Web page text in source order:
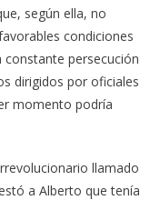
según ella, no
condiciones
persecución
dirigidos por oficiales
momento podría
llamado
a Alberto que tenía